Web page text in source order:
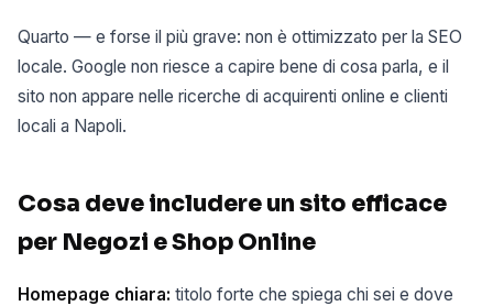
Quarto — e forse il più grave: non è ottimizzato per la SEO
locale. Google non riesce a capire bene di cosa parla, e il
sito non appare nelle ricerche di acquirenti online e clienti
locali a Napoli.
Cosa deve includere un sito efficace
per Negozi e Shop Online
Homepage chiara: titolo forte che spiega chi sei e dove